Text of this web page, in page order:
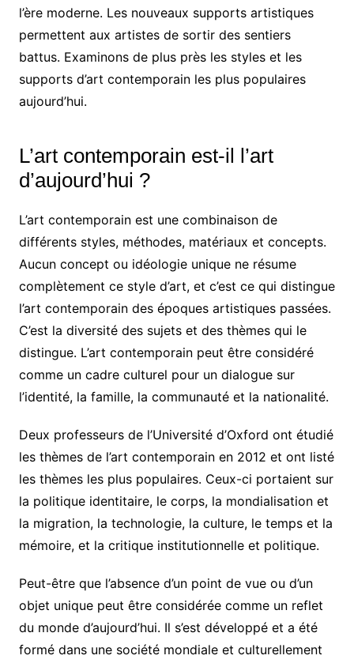
l’ère moderne. Les nouveaux supports artistiques
permettent aux artistes de sortir des sentiers
battus. Examinons de plus près les styles et les
supports d’art contemporain les plus populaires
aujourd’hui.
L’art contemporain est-il l’art
d’aujourd’hui ?
L’art contemporain est une combinaison de
différents styles, méthodes, matériaux et concepts.
Aucun concept ou idéologie unique ne résume
complètement ce style d’art, et c’est ce qui distingue
l’art contemporain des époques artistiques passées.
C’est la diversité des sujets et des thèmes qui le
distingue. L’art contemporain peut être considéré
comme un cadre culturel pour un dialogue sur
l’identité, la famille, la communauté et la nationalité.
Deux professeurs de l’Université d’Oxford ont étudié
les thèmes de l’art contemporain en 2012 et ont listé
les thèmes les plus populaires. Ceux-ci portaient sur
la politique identitaire, le corps, la mondialisation et
la migration, la technologie, la culture, le temps et la
mémoire, et la critique institutionnelle et politique.
Peut-être que l’absence d’un point de vue ou d’un
objet unique peut être considérée comme un reflet
du monde d’aujourd’hui. Il s’est développé et a été
formé dans une société mondiale et culturellement